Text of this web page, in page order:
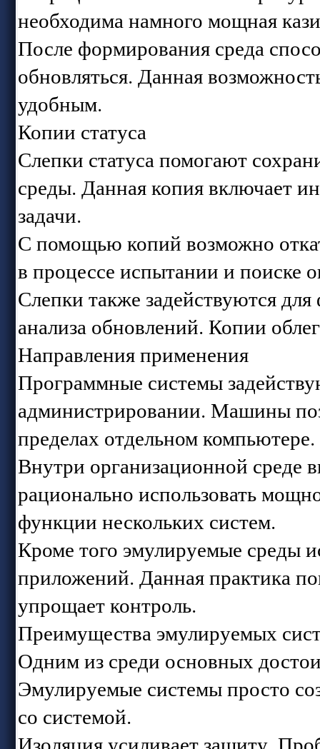
необходима намного мощная
После формирования среда
обновляться. Данная
удобным.
Копии статуса
Слепки статуса помогают
среды. Данная копия включает
задачи.
С помощью копий возможно
в процессе испытании и поиске
Слепки также задействуются
анализа обновлений. Копии
Направления применения
Программные системы
администрировании. Машины
пределах отдельном компьютере.
Внутри организационной среде
рационально использовать
функции нескольких систем.
Кроме того эмулируемые среды
приложений. Данная практика
упрощает контроль.
Преимущества эмулируемых
Одним из среди основных
Эмулируемые системы просто
со системой.